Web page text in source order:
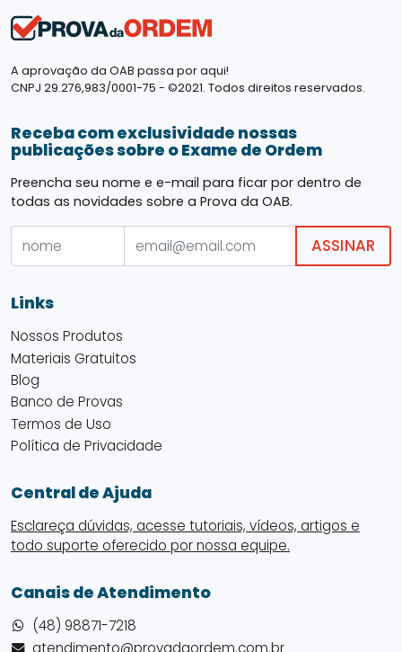
A aprovação da OAB passa por aqui!
CNPJ 29.276,983/0001-75 - ©2021. Todos direitos reservados.
Receba com exclusividade nossas
publicações sobre o Exame de Ordem
Preencha seu nome e e-mail para ficar por dentro de
todas as novidades sobre a Prova da OAB.
ASSINAR
Links
Nossos Produtos
Materiais Gratuitos
Blog
Banco de Provas
Termos de Uso
Política de Privacidade
Central de Ajuda
Esclareça dúvidas, acesse tutoriais, vídeos, artigos e
todo suporte oferecido por nossa equipe.
Canais de Atendimento
(48) 98871-7218
atendimento@provadaordem.com.br